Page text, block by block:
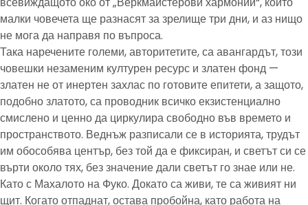
малки човечета ще разнасят за зрелище три дни, и аз нищо
не мога да направя по въпроса.
Така наречените големи, авторитетите, са авангардът, този
човешки незаменим културен ресурс и златен фонд —
златен не от инертен захлас по готовите епитети, а защото,
подобно златото, са проводник всичко екзистенциално
смислено и ценно да циркулира свободно във времето и
пространството. Веднъж разписали се в историята, трудът
им обособява център, без той да е фиксиран, и светът си се
върти около тях, без значение дали светът го знае или не.
Като с Махалото на Фуко. Докато са живи, те са живият ни
щит. Когато отпаднат, остава пробойна, като работа на